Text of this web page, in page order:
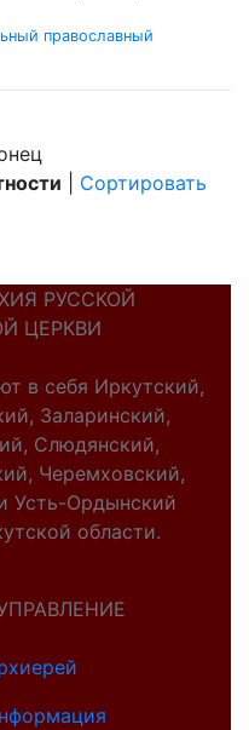
православный
Сортировать
РУССКОЙ
ЦЕРКВИ
в себя Иркутский,
Заларинский,
Слюдянский,
Черемховский,
Усть-Ордынский
области.